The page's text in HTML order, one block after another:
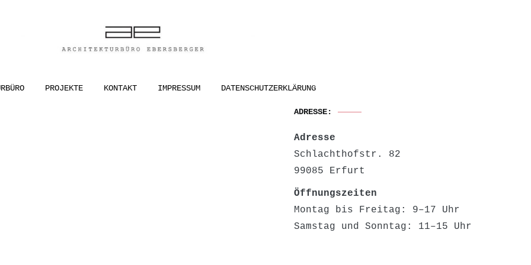
PROJEKTE KONTAKT IMPRESSUM DATENSCHUTZERKLÄRUNG
ADRESSE:
Adresse
Schlachthofstr. 82
99085 Erfurt
Öffnungszeiten
Montag bis Freitag: 9–17 Uhr
Samstag und Sonntag: 11–15 Uhr